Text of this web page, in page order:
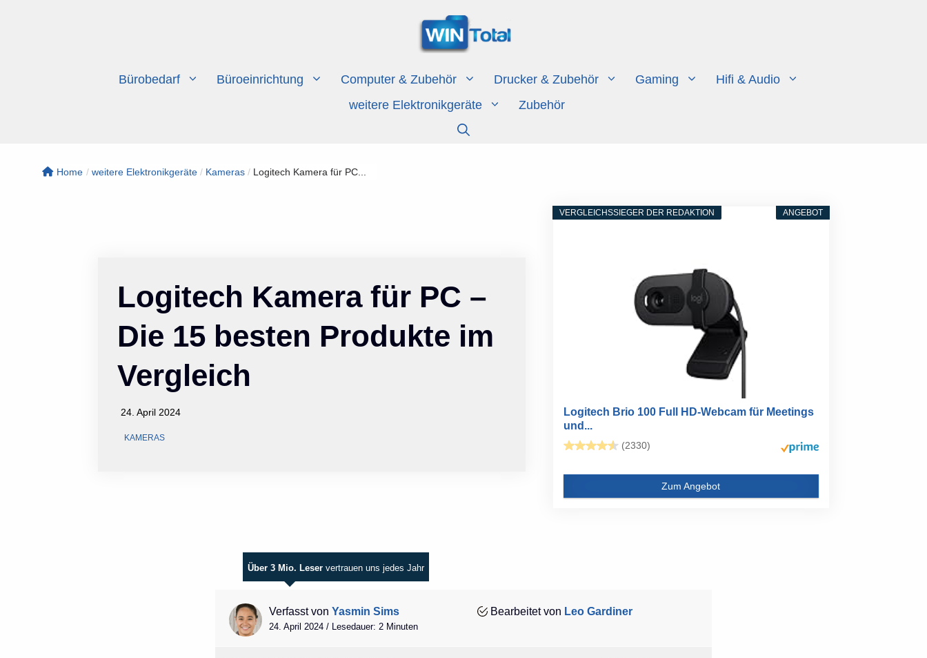
Bürobedarf Büroeinrichtung Computer & Zubehör Drucker & Zubehör Gaming
Hifi & Audio
weitere Elektronikgeräte
Zubehör
Home / weitere Elektronikgeräte / Kameras / Logitech Kamera für PC...
Logitech Kamera für PC –
Die 15 besten Produkte im
Vergleich
24. April 2024
KAMERAS
ANGEBOT
VERGLEICHSSIEGER DER REDAKTION
Logitech Brio 100 Full HD-Webcam für Meetings
und...
(2330)
Zum Angebot
Über 3 Mio. Leser vertrauen uns jedes Jahr
Verfasst von Yasmin Sims
24. April 2024 / Lesedauer: 2 Minuten
Bearbeitet von Leo Gardiner